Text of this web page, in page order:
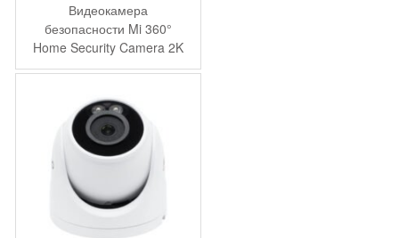
Видеокамера
безопасности Mi 360°
Home Security Camera 2K
Pro MJSXJ06CM